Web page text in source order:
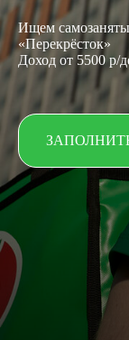
Ищем
«Перекрёсток»
Доход от 5500 р/
Начни
звонков